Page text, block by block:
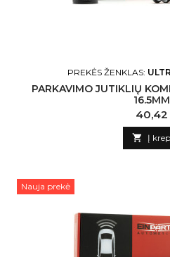
PREKĖS ŽENKLAS:
PARKAVIMO JUTIKLIŲ
Kaina
 Į
Nauja prekė